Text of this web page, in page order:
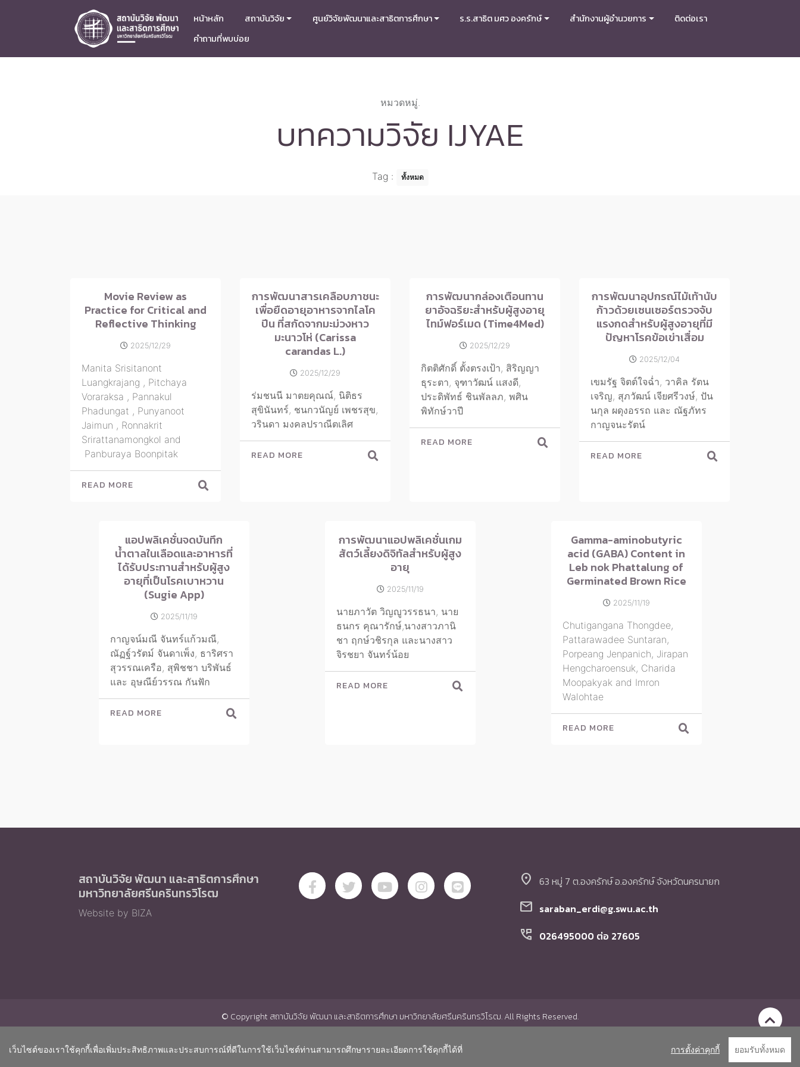
เว็บไซต์ของเราใช้คุกกี้เพื่อเพิ่มประสิทธิภาพและประสบการณ์ที่ดีในการใช้เว็บไซต์ท่านสามารถศึกษารายละเอียดการใช้คุกกี้ได้ที่ การตั้งค่าคุกกี้ ยอมรับทั้งหมด
Go to
หน้าหลัก สถาบันวิจัย ศูนย์วิจัยพัฒนาและสาธิตการศึกษา ร.ร.สาธิต มศว องครักษ์ สำนักงานผู้อำนวยการ
ติดต่อเรา
คำถามที่พบบ่อย
หมวดหมู่.
บทความวิจัย IJYAE
Tag : ทั้งหมด
Movie Review as
Practice for Critical and
Reflective Thinking
2025/12/29
Manita Srisitanont
Luangkrajang , Pitchaya
Voraraksa , Pannakul
Phadungat , Punyanoot
Jaimun , Ronnakrit
Srirattanamongkol and
Panburaya Boonpitak
READ MORE
การพัฒนาสารเคลือบภาชนะ
เพื่อยืดอายุอาหารจากไลโค
ปีน ที่สกัดจากมะม่วงหาว
มะนาวโห่ (Carissa
carandas L.)
2025/12/29
ร่มชนนี มาตยคุณณ์, นิติธร
สุขินันทร์, ชนกวนัญย์ เพชรสุข,
วรินดา มงคลปราณีตเลิศ
READ MORE
การพัฒนากล่องเตือนทาน
ยาอัจฉริยะสำหรับผู้สูงอายุ
ไทม์ฟอร์เมด (Time4Med)
2025/12/29
กิตติศักดิ์ ตั้งตรงเป้า, สิริญญา
ธุระตา, จุฑาวัฒน์ เเสงดี,
ประดิพัทธ์ ชินพัลลภ, พศิน
พิทักษ์วาปี
READ MORE
การพัฒนาอุปกรณ์ไม้เท้านับ
ก้าวด้วยเซนเซอร์ตรวจจับ
แรงกดสำหรับผู้สูงอายุที่มี
ปัญหาโรคข้อเข่าเสื่อม
2025/12/04
เขมรัฐ จิตต์ใจฉ่ำ, วาคิล รัตน
เจริญ, สุภวัฒน์ เจียศรีวงษ์, ปัน
นกุล ผดุงอรรถ และ ณัฐภัทร
กาญจนะรัตน์
READ MORE
แอปพลิเคชั่นจดบันทึก
น้ำตาลในเลือดและอาหารที่
ได้รับประทานสำหรับผู้สูง
อายุที่เป็นโรคเบาหวาน
(Sugie App)
2025/11/19
กาญจน์มณี จันทร์แก้วมณี,
ณัฏฐ์วรัตม์ จันดาเพ็ง, ธาริศรา
สุวรรณเครือ, สุพิชชา บริพันธ์
และ อุษณีย์วรรณ กันฟัก
READ MORE
การพัฒนาแอปพลิเคชั่นเกม
สัตว์เลี้ยงดิจิทัลสำหรับผู้สูง
อายุ
2025/11/19
นายภาวัต วิญญูวรรธนา, นาย
ธนกร คุณารักษ์,นางสาวภานิ
ชา ฤกษ์วชิรกุล และนางสาว
จิรชยา จันทร์น้อย
READ MORE
Gamma-aminobutyric
acid (GABA) Content in
Leb nok Phattalung of
Germinated Brown Rice
2025/11/19
Chutigangana Thongdee,
Pattarawadee Suntaran,
Porpeang Jenpanich, Jirapan
Hengcharoensuk, Charida
Moopakyak and Imron
Walohtae
READ MORE
สถาบันวิจัย พัฒนา และสาธิตการศึกษา
มหาวิทยาลัยศรีนครินทรวิโรฒ
Website by BIZA
location_on 63 หมู่ 7 ต.องครักษ์ อ.องครักษ์ จังหวัดนครนายก
mail saraban_erdi@g.swu.ac.th
perm_phone_msg 026495000 ต่อ 27605
© Copyright สถาบันวิจัย พัฒนา และสาธิตการศึกษา มหาวิทยาลัยศรีนครินทรวิโรฒ. All Rights Reserved.